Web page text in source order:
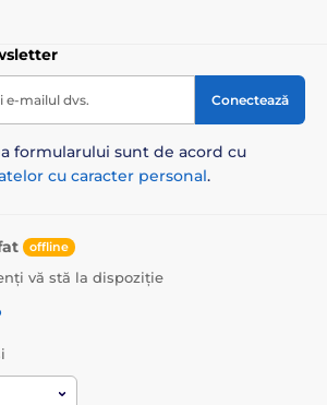
e-mailul dvs. Conectează
formularului sunt de acord cu
cu caracter personal.
offline
vă stă la dispoziție